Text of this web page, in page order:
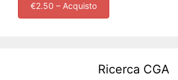
€2.50 – Acquisto
Ricerca CGA